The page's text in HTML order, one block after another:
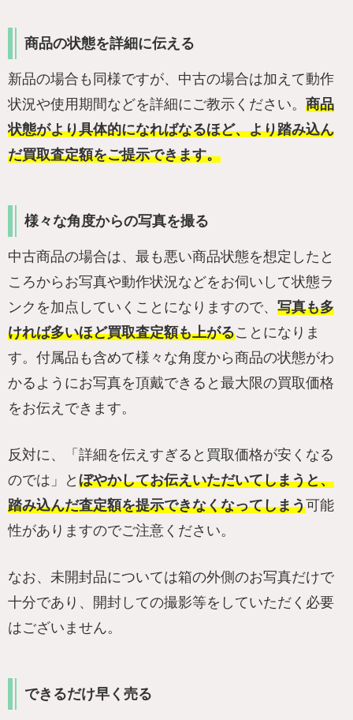
商品の状態を詳細に伝える
新品の場合も同様ですが、中古の場合は加えて動作
状況や使用期間などを詳細にご教示ください。 商品
状態がより具体的になればなるほど、より踏み込ん
だ買取査定額をご提示できます。
様々な角度からの写真を撮る
中古商品の場合は、最も悪い商品状態を想定したと
ころからお写真や動作状況などをお伺いして状態ラ
ンクを加点していくことになりますので、 写真も多
ければ多いほど買取査定額も上がることになりま
す。付属品も含めて様々な角度から商品の状態がわ
かるようにお写真を頂戴できると最大限の買取価格
をお伝えできます。
反対に、「詳細を伝えすぎると買取価格が安くなる
のでは」と ぼやかしてお伝えいただいてしまうと、
踏み込んだ査定額を提示できなくなってしまう可能
性がありますのでご注意ください。
なお、未開封品については箱の外側のお写真だけで
十分であり、開封しての撮影等をしていただく必要
はございません。
できるだけ早く売る